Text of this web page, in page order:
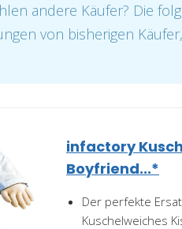
andere Käufer? Die
von bisherigen
infactory
Boyfriend...*
Der perfekte
Kuschelweiches